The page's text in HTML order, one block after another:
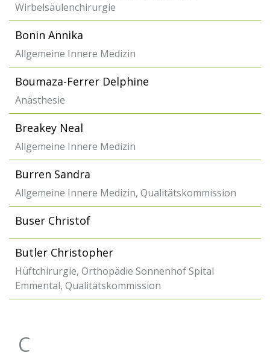
Wirbelsäulenchirurgie
Bonin Annika
Allgemeine Innere Medizin
Boumaza-Ferrer Delphine
Anästhesie
Breakey Neal
Allgemeine Innere Medizin
Burren Sandra
Allgemeine Innere Medizin, Qualitätskommission
Buser Christof
Butler Christopher
Hüftchirurgie, Orthopädie Sonnenhof Spital
Emmental, Qualitätskommission
C